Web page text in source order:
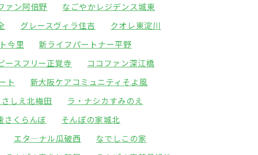
ァン阿倍野
なごやかレジデンス城東
グレースヴィラ住吉
クオレ東淀川
今里
新ライフパートナー平野
ースフリー正覚寺
ココファン深江橋
ト
新大阪ケアコミュニティそよ風
しえ北梅田
ラ・ナシカすみのえ
さくらんぼ
そんぽの家城北
エタ―ナル瓜破西
なでしこの家